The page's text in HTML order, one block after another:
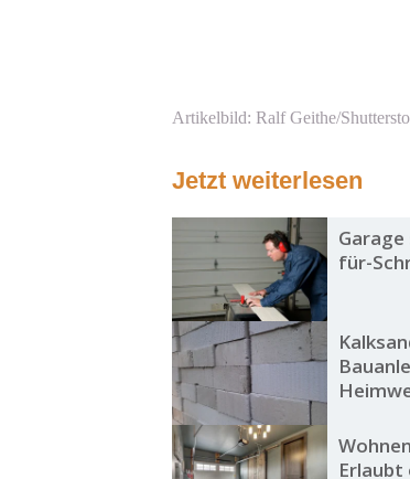
Artikelbild: Ralf Geithe/
Jetzt weiterlesen
für-
Erlaubt